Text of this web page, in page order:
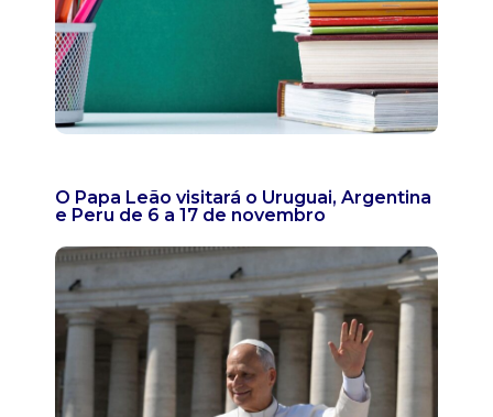
O Papa Leão visitará o Uruguai, Argentina
e Peru de 6 a 17 de novembro